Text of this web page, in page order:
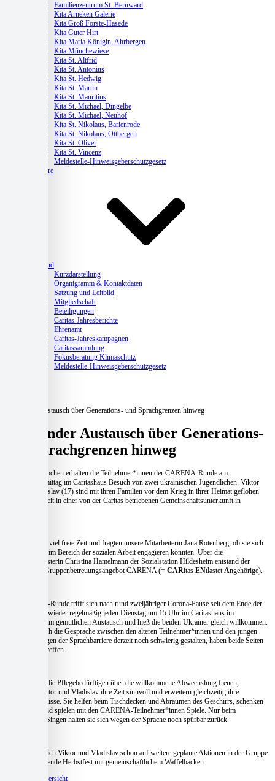
Familienzentrum St. Bernward
Kita Arneken Galerie
Kita Groß Förste-Hasede
Kita Guter Hirt
Kita Maria Königin, Ahrbergen
Kita Münchewiese
Kita St. Altfrid
Kita St. Antonius
Kita St. Hedwig
Kita St. Martin
Kita St. Mauritius
Kita St. Michael, Dingelbe
Kita St. Michael, Neuhof
Kita St. Nikolaus, Barienrode
Kita St. Nikolaus, Ottbergen
Kita St. Oliver
Kita St. Vincenz
Meldestelle-Hinweisgeberschutzgesetz
Karriere
Verband
Kurzdarstellung
Organigramm & Kontaktdaten
Satzung und Leitbild
Mitgliedschaft
Beteiligungen
Caritas-Jahresberichte
Ehrenamt
Caritas-Jahreskampagnen
Caritassammlung
Fokusberatung Klimaschutz
Meldestelle-Hinweisgeberschutzgesetz
Belebender Austausch über Generations- und Sprachgrenzen hinweg
Belebender Austausch über Generations-
und Sprachgrenzen hinweg
Seit einigen Wochen erhalten die Teilnehmer*innen der CARENA-Runde am
Dienstagnachmittag im Caritashaus Besuch von zwei ukrainischen Jugendlichen. Viktor
(16) und Vladislav (17) sind mit ihren Familien vor dem Krieg in ihrer Heimat geflohen
und leben zurzeit in einer von der Caritas betriebenen Gemeinschaftsunterkunft in
Dort haben sie viel freie Zeit und fragten unsere Mitarbeiterin Jana Rotenberg, ob sie sich
bei der Caritas im Bereich der sozialen Arbeit engagieren könnten. Über die
Pflegedienstleisterin Christina Hamelmann der Sozialstation Hildesheim entstand der
Kontakt zum Gruppenbetreuungsangebot CARENA (= CARitas ENtlastet Angehörige).
Die CARENA-Runde trifft sich nach rund zweijähriger Corona-Pause seit dem Ende der
Sommerferien wieder regelmäßig jeden Dienstag um 15 Uhr im Caritashaus im
Pfaffenstieg zum gemütlichen Austausch und hieß die beiden Ukrainer gleich willkommen.
Auch wenn sich die Gespräche zwischen den älteren Teilnehmer*innen und den jungen
Besuchern wegen der Sprachbarriere derzeit noch schwierig gestalten, haben beide Seiten
Spaß an den Treffen.
Während sich die Pflegebedürftigen über die willkommene Abwechslung freuen,
verbringen Viktor und Vladislav ihre Zeit sinnvoll und erweitern gleichzeitig ihre
Deutschkenntnisse. Sie helfen beim Tischdecken und Abräumen des Geschirrs, schenken
Kaffee nach und spielen mit den CARENA-Teilnehmer*innen Spiele. Nur beim
gemeinsamen Singen halten sie sich wegen der Sprache noch spürbar zurück.
Dafür freuen sich Viktor und Vladislav schon auf weitere geplante Aktionen in der Gruppe
wie das anstehende Herbstfest mit gemeinschaftlichem Waffelbacken.
Zur Beitragsübersicht